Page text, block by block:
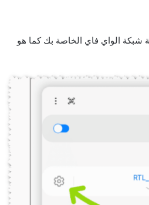
شبكة الواي فاي الخاصة بك كما هو